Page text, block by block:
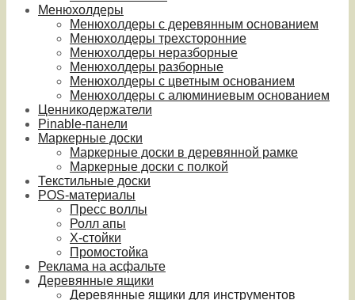
Менюхолдеры
Менюхолдеры с деревянным основанием
Менюхолдеры трехсторонние
Менюхолдеры неразборные
Менюхолдеры разборные
Менюхолдеры с цветным основанием
Менюхолдеры с алюминиевым основанием
Ценникодержатели
Pinable-панели
Маркерные доски
Маркерные доски в деревянной рамке
Маркерные доски с полкой
Текстильные доски
POS-материалы
Пресс воллы
Ролл апы
Х-стойки
Промостойка
Реклама на асфальте
Деревянные ящики
Деревянные ящики для инструментов